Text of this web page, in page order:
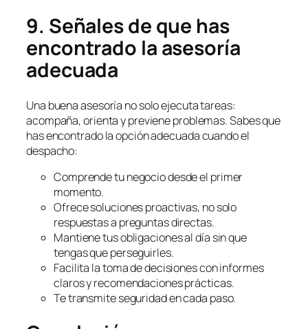
9. Señales de que has
encontrado la asesoría
adecuada
Una buena asesoría no solo ejecuta tareas:
acompaña, orienta y previene problemas. Sabes que
has encontrado la opción adecuada cuando el
despacho:
Comprende tu negocio desde el primer
momento.
Ofrece soluciones proactivas, no solo
respuestas a preguntas directas.
Mantiene tus obligaciones al día sin que
tengas que perseguirles.
Facilita la toma de decisiones con informes
claros y recomendaciones prácticas.
Te transmite seguridad en cada paso.